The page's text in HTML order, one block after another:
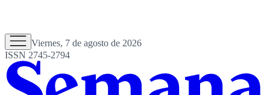
Viernes, 7 de agosto de 2026
ISSN 2745-2794